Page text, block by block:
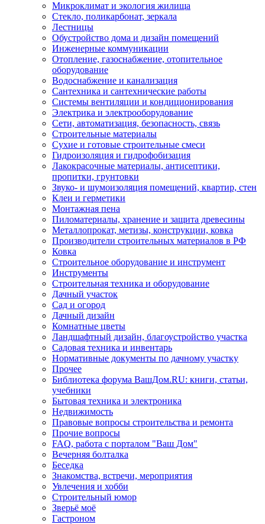
Микроклимат и экология жилища
Стекло, поликарбонат, зеркала
Лестницы
Обустройство дома и дизайн помещений
Инженерные коммуникации
Отопление, газоснабжение, отопительное
оборудование
Водоснабжение и канализация
Сантехника и сантехнические работы
Системы вентиляции и кондиционирования
Электрика и электрооборудование
Сети, автоматизация, безопасность, связь
Строительные материалы
Сухие и готовые строительные смеси
Гидроизоляция и гидрофобизация
Лакокрасочные материалы, антисептики,
пропитки, грунтовки
Звуко- и шумоизоляция помещений, квартир, стен
Клеи и герметики
Монтажная пена
Пиломатериалы, хранение и защита древесины
Металлопрокат, метизы, конструкции, ковка
Производители строительных материалов в РФ
Ковка
Строительное оборудование и инструмент
Инструменты
Строительная техника и оборудование
Дачный участок
Сад и огород
Дачный дизайн
Комнатные цветы
Ландшафтный дизайн, благоустройство участка
Садовая техника и инвентарь
Нормативные документы по дачному участку
Прочее
Библиотека форума ВашДом.RU: книги, статьи,
учебники
Бытовая техника и электроника
Недвижимость
Правовые вопросы строительства и ремонта
Прочие вопросы
FAQ, работа с порталом "Ваш Дом"
Вечерняя болталка
Беседка
Знакомства, встречи, мероприятия
Увлечения и хобби
Строительный юмор
Зверьё моё
Гастроном